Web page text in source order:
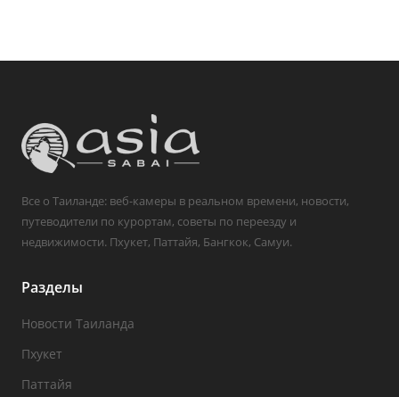
Все о Таиланде: веб-камеры в реальном времени, новости,
путеводители по курортам, советы по переезду и
недвижимости. Пхукет, Паттайя, Бангкок, Самуи.
Разделы
Новости Таиланда
Пхукет
Паттайя